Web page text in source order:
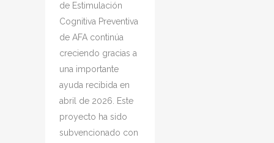
de Estimulación
Cognitiva Preventiva
de AFA continúa
creciendo gracias a
una importante
ayuda recibida en
abril de 2026. Este
proyecto ha sido
subvencionado con